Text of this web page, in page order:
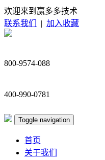
欢迎来到赢多多技术
联系我们
| 加入收藏
800-9574-088
400-990-0781
Toggle navigation
首页
关于我们